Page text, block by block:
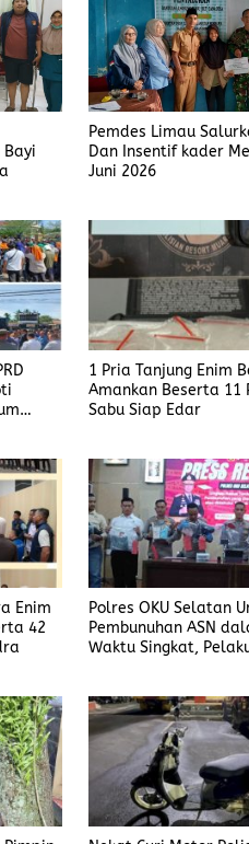
Pemdes Limau
Dan Insentif kader
Juni 2026
1 Pria Tanjung Enim
Amankan Beserta 11
Sabu Siap Edar
Enim
42
Polres OKU Selatan
Pembunuhan ASN
Waktu Singkat,